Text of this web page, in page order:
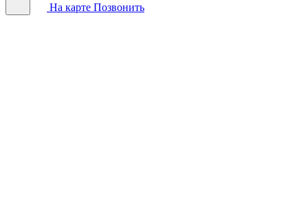
На карте Позвонить